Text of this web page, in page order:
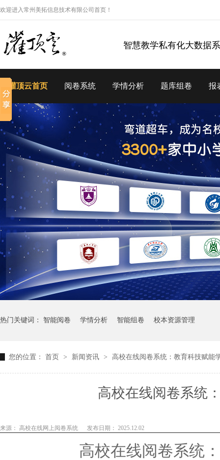
欢迎进入常州美拓信息技术有限公司首页！
智慧教学私有化大数据
灌顶云首页 阅卷系统 学情分析 题库组卷 报
热门关键词： 智能阅卷 学情分析 智能组卷 校本资源管理
您的位置： 首页 > 新闻资讯 > 高校在线阅卷系统：教育科技赋能
高校在线阅卷系统
来源： 高校在线网上阅卷系统 发布日期： 2025.12.02
高校在线阅卷系统